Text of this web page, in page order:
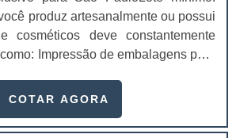
produz artesanalmente ou possui
cosméticos deve constantemente
Impressão de embalagens para
necessário para quem está no
assim, as embalagens
COTAR AGORA